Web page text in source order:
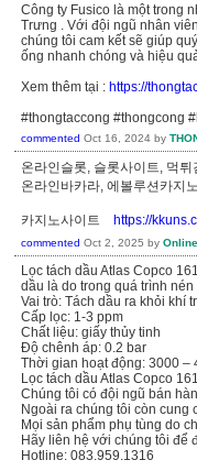
Công ty Fusico là một trong
Trưng . Với đội ngũ nhân
chúng tôi cam kết sẽ giúp
ống nhanh chóng và hiệu
Xem thêm tại : https://
#thongtaccong #thongcong
commented Oct 16, 2024 by
온라인슬롯, 슬롯사이트, 먹
온라인바카라, 에볼루션카
카지노사이트 https://
commented Oct 2, 2025 by
Lọc tách dầu Atlas Copco
dầu là do trong quá trình
Vai trò: Tách dầu ra khỏi khí
Cấp lọc: 1-3 ppm
Chất liệu: giấy thủy tinh
Độ chênh áp: 0.2 bar
Thời gian hoạt động: 3000 –
Lọc tách dầu Atlas Copco
Chúng tôi có đội ngũ bán
Ngoài ra chúng tôi còn cung
Mọi sản phẩm phụ tùng do
Hãy liên hệ với chúng tôi để
Hotline: 083.959.1316